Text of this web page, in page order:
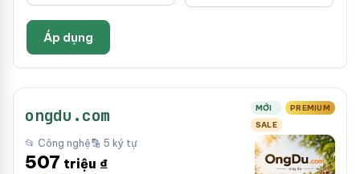
Áp dụng
ongdu.com MỚI
PREMIUM
SALE
📂 Công nghệ🔡 5 ký tự
507 triệu ₫